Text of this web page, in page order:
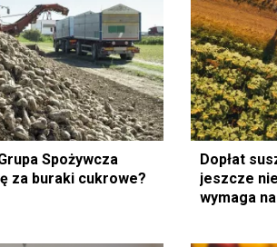
Spożywcza
za buraki cukrowe?
Dopłat
jeszcze
wymaga